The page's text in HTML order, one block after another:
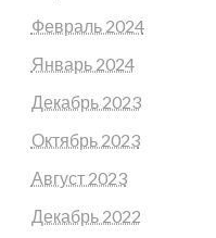
Февраль 2024
Январь 2024
Декабрь 2023
Октябрь 2023
Август 2023
Декабрь 2022